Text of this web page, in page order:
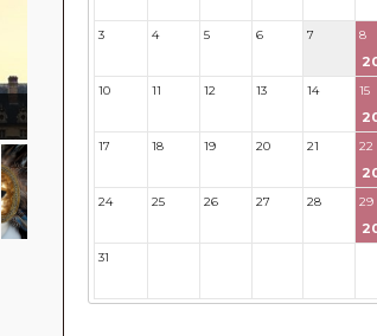
3 4 5 6 7 8
10 11 12 13 14 15
17 18 19 20 21 22
24 25 26 27 28 29
31